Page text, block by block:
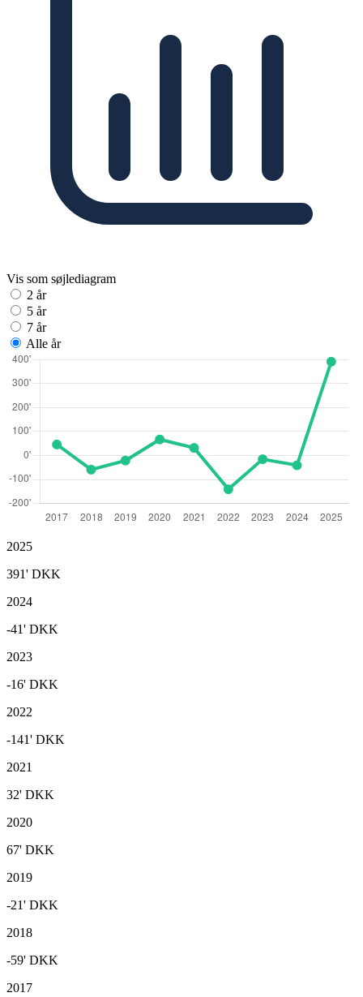
Vis som søjlediagram
2 år
5 år
7 år
Alle år
2025
391' DKK
2024
-41' DKK
2023
-16' DKK
2022
-141' DKK
2021
32' DKK
2020
67' DKK
2019
-21' DKK
2018
-59' DKK
2017